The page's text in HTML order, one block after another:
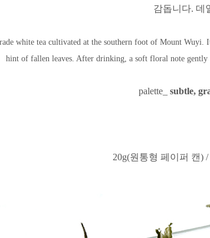
감돕니다. 데
white tea cultivated at the southern foot of Mount Wuyi.
hint of fallen leaves. After drinking, a soft floral note
palette_ subtle,
20g(원통형 페이퍼 캔)